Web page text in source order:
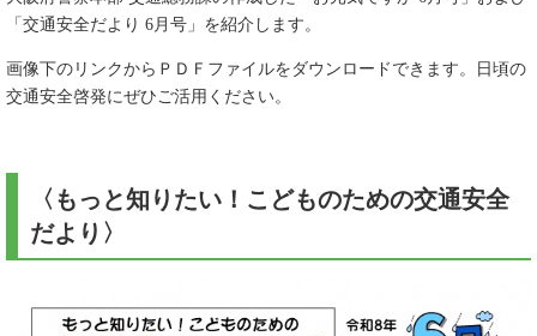
「交通安全だより 6月号」を紹介します。
画像下のリンクからＰＤＦファイルをダウンロードできます。日頃の
交通安全啓発にぜひご活用ください。
〈もっと知りたい！こどものための交通安全
だより〉